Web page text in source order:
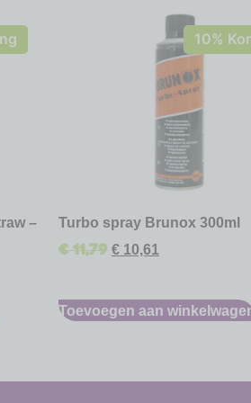
–
10%
Turbo spray Brunox 300ml
€11,79 € 10,61
Toevoegen aan